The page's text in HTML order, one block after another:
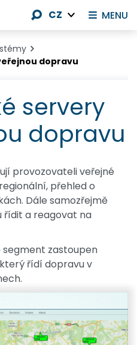
dopravu
servery
dopravu
provozovateli veřejné
přehled o
Dále samozřejmě
řídit a reagovat na
zastoupen
řídí dopravu v
MENU
CZ